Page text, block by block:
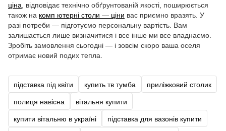
ціна , відповідає технічно обґрунтованій якості, поширюється
також на комп ютерні столи — ціни вас приємно вразять. У
разі потреби — підготуємо персональну вартість. Вам
залишається лише визначитися і все інше ми все владнаємо.
Зробіть замовлення сьогодні — і зовсім скоро ваша оселя
отримає новий подих тепла.
підставка під квіти купить тв тумба приліжковий столик
полиця навісна вітальня купити
купити вітальню в україні підставка для вазонів купити